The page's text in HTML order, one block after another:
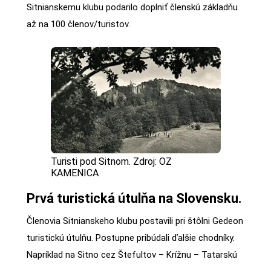
Sitnianskemu klubu podarilo doplniť členskú základňu
až na 100 členov/turistov.
Turisti pod Sitnom. Zdroj: OZ
KAMENICA
Prvá turistická útulňa na Slovensku.
Členovia Sitnianskeho klubu postavili pri štôlni Gedeon
turistickú útulňu. Postupne pribúdali ďalšie chodníky.
Napríklad na Sitno cez Štefultov – Krížnu – Tatarskú